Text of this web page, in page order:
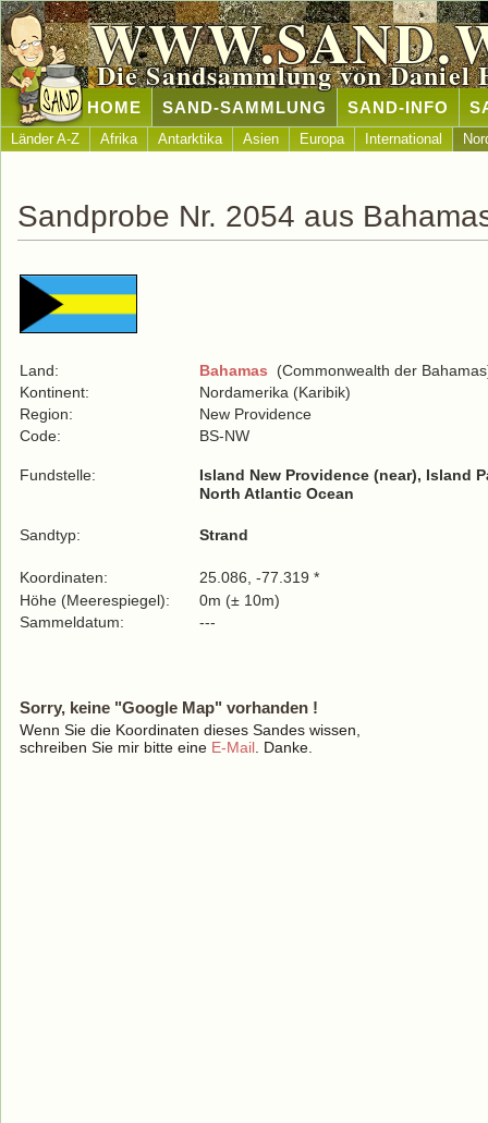
Die Sandsammlung von Daniel
HOME SAND-SAMMLUNG SAND-INFO
Länder A-Z Afrika Antarktika Asien Europa International
Sandprobe Nr. 2054 aus
Land: Bahamas (Commonwealth der
Kontinent:
Nordamerika (Karibik)
Region:
New Providence
Code:
BS-NW
Fundstelle:
Island New Providence (near), Island
North Atlantic Ocean
Sandtyp: Strand
Koordinaten:
25.086, -77.319 *
Höhe (Meerespiegel):
0m (± 10m)
Sammeldatum:
---
Sorry, keine "Google Map" vorhanden !
Wenn Sie die Koordinaten dieses Sandes wissen,
schreiben Sie mir bitte eine E-Mail . Danke.